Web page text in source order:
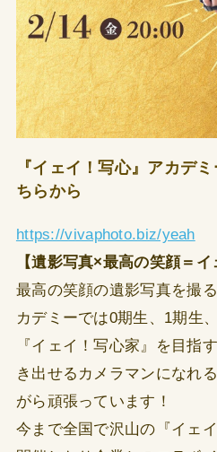
『イェイ！写心』アカデ
ちらから
https://vivaphoto.biz/yeah
【遺影写真×最高の笑顔＝イ
最高の笑顔の遺影写真を撮
カデミーでは0期生、1期生
『イェイ！写心家』を目指
き出せるカメラマンになれ
がら頑張っています！
今まで全国で沢山の『イェ